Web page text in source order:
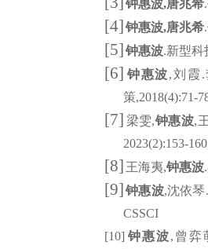
钟惠波,唐兆希.
[4]钟惠波,唐兆希.
[5]钟惠波.新型科
[6] 钟惠波,刘霞 .
策,2018(4):71-
[7] 梁雯,钟惠波,
2023(2):153-
[8] 王海夷,钟惠波.
[9]钟惠波,沈依琴.
CSSCI
[10] 钟惠波, 曾弈